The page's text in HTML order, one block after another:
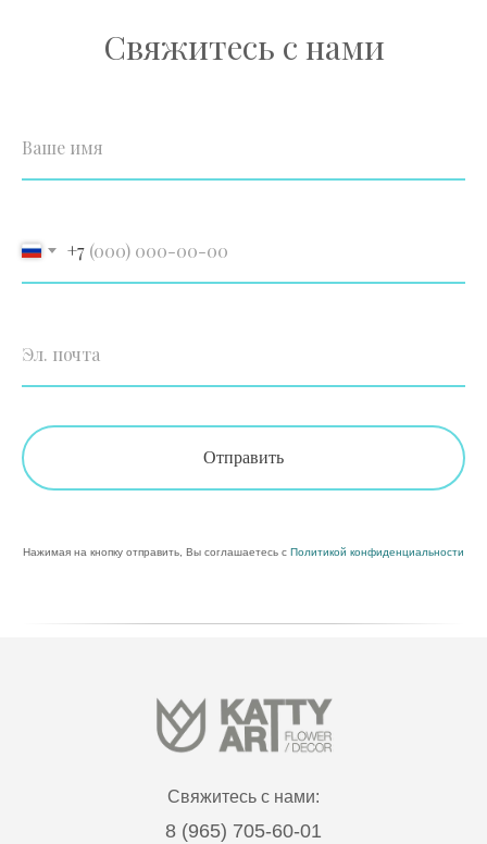
Свяжитесь с нами
Ваше имя
+7
Эл. почта
Отправить
Нажимая на кнопку отправить, Вы соглашаетесь с Политикой конфиденциальности
8 (965) 705-60-01
Свяжитесь с нами: